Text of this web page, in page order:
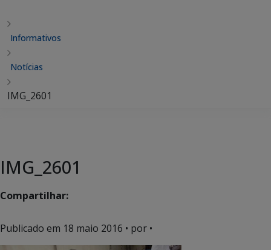
Informativos
Notícias
IMG_2601
IMG_2601
Compartilhar:
Publicado em 18 maio 2016 • por •